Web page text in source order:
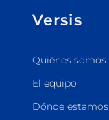
Versis
Quiénes somos
El equipo
Dónde estamos